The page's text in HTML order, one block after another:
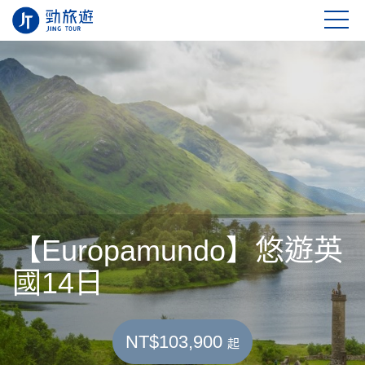
【Europamundo】悠遊英
國14日
NT$103,900 起